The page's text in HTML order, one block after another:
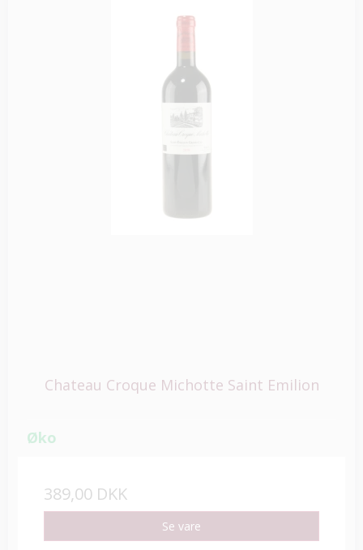
Chateau Croque Michotte Saint Emilion
Øko
389,00 DKK
Se vare